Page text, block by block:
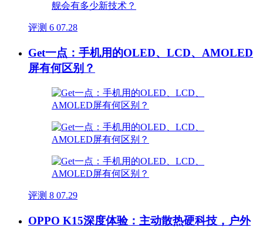
评测 6 07.28
Get一点：手机用的OLED、LCD、AMOLED
屏有何区别？
评测 8 07.29
OPPO K15深度体验：主动散热硬科技，户外